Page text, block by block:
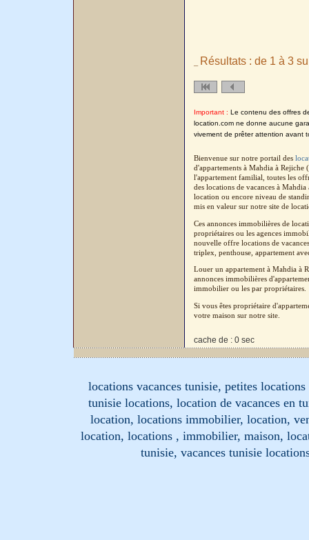
Résultats : de 1 à 3
Important : Le contenu des offres
location.com ne donne aucune
vivement de prêter attention avant
Bienvenue sur notre portail des
d'appartements à Mahdia à
l'appartement familial, toutes les
des locations de vacances à
location ou encore niveau de
mis en valeur sur notre site de
Ces annonces immobilières de
propriétaires ou les agences
nouvelle offre locations de
triplex, penthouse, appartement
Louer un appartement à Mahdia à
annonces immobilières
immobilier ou les par propriétaires.
Si vous êtes propriétaire
votre maison sur notre site.
cache de : 0 sec
locations vacances tunisie, petites
tunisie locations, location de vacances en
location, locations immobilier, location,
location, locations , immobilier, maison,
tunisie, vacances tunisie